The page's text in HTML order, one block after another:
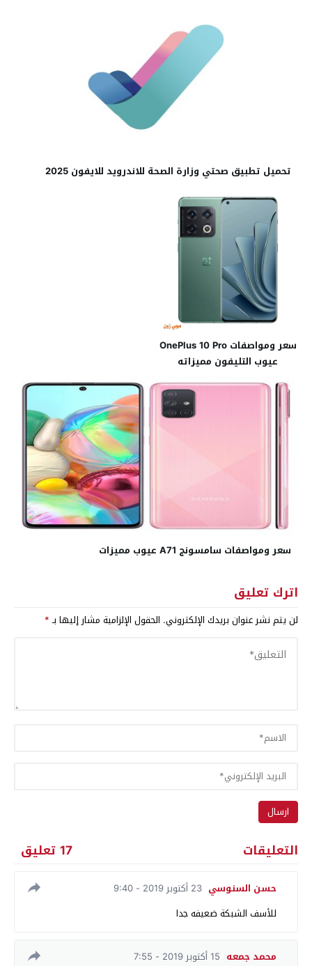
تحميل تطبيق صحتي وزارة الصحة للاندرويد للايفون 2025
سعر ومواصفات OnePlus 10 Pro
عيوب التليفون مميزاته
سعر ومواصفات سامسونج A71 عيوب مميزات
اترك تعليق
لن يتم نشر عنوان بريدك الإلكتروني. الحقول الإلزامية مشار إليها بـ*
التعليقات 17 تعليق
حسن السنوسي 23 أكتوبر 2019 - 9:40
للأسف الشبكة ضعيفه جدا
محمد جمعه 15 أكتوبر 2019 - 7:55